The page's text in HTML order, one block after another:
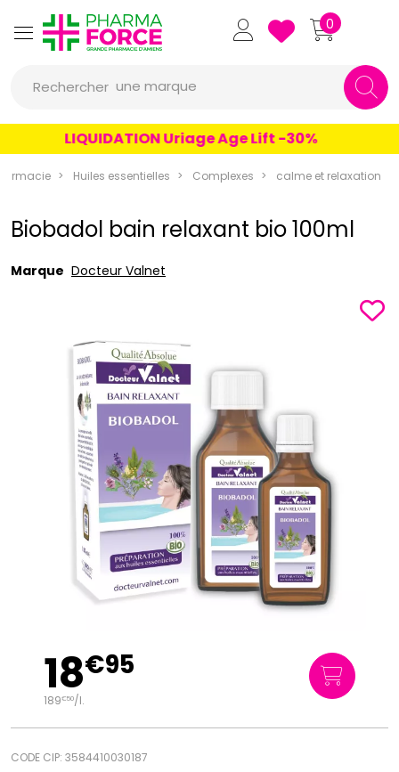
Pharmaforce Grande Pharmacie
0
Rechercher
un produit
une marque
LIQUIDATION Uriage Age Lift -30%
Huiles essentielles Complexes calme et relaxation
Biobadol bain relaxant bio 100ml
Marque Docteur Valnet
18€95
189€50/l.
CODE CIP: 3584410030187